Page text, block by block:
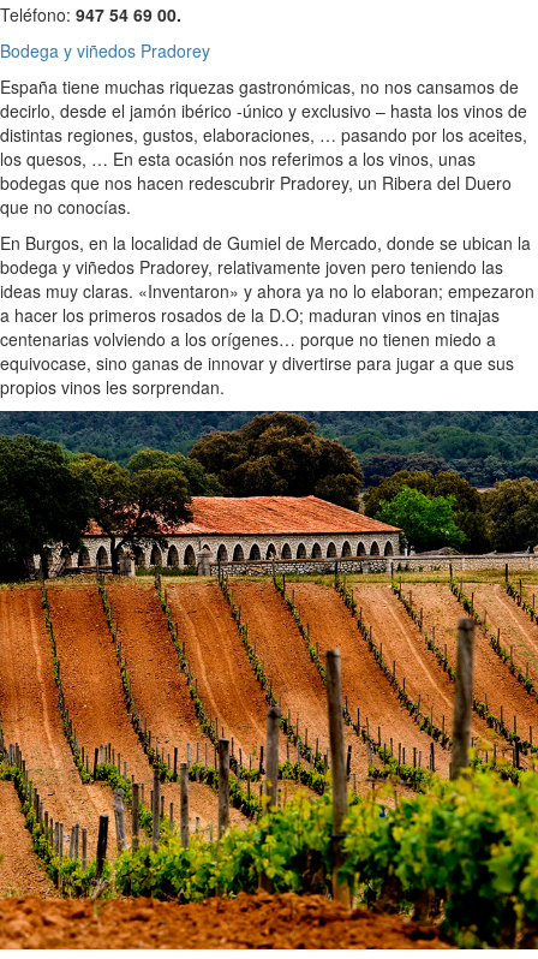
Teléfono: 947 54 69 00.
Bodega y viñedos Pradorey
España tiene muchas riquezas gastronómicas, no nos cansamos de
decirlo, desde el jamón ibérico -único y exclusivo – hasta los vinos de
distintas regiones, gustos, elaboraciones, … pasando por los aceites,
los quesos, … En esta ocasión nos referimos a los vinos, unas
bodegas que nos hacen redescubrir Pradorey, un Ribera del Duero
que no conocías.
En Burgos, en la localidad de Gumiel de Mercado, donde se ubican la
bodega y viñedos Pradorey, relativamente joven pero teniendo las
ideas muy claras. «Inventaron» y ahora ya no lo elaboran; empezaron
a hacer los primeros rosados de la D.O; maduran vinos en tinajas
centenarias volviendo a los orígenes… porque no tienen miedo a
equivocase, sino ganas de innovar y divertirse para jugar a que sus
propios vinos les sorprendan.